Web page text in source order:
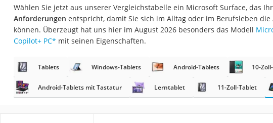
Powerstation mit Solarpanel
Gaming-PC
Satellitenschüssel
Gaming-Headset
Wählen Sie jetzt aus unserer Vergleichstabelle ein Microsoft Surface, das
Anforderungen entspricht, damit Sie sich im Alltag oder im Berufsleben
können. Überzeugt hat uns hier im August 2026 besonders das Modell
Copilot+ PC* mit seinen Eigenschaften.
Tablets Windows-Tablets Android-Tablets 10-
Android-Tablets mit Tastatur Lerntablet 11-Zoll-Tablet